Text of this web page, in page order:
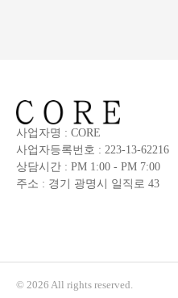
사업자명 : CORE
사업자등록번호 : 223-13-62216
상담시간 : PM 1:00 - PM 7:00
주소 : 경기 광명시 일직로 43
© 2026 All rights reserved.